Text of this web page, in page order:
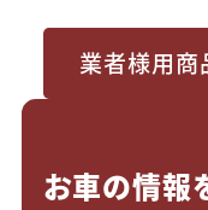
業者様用商
お車の情報